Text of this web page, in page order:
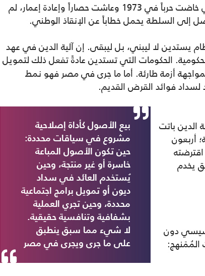
لفهم حجم الكارثة، يكفي مقارنة بسيطة: مصر التي خاضت حرباً في 1973 وعاشت حصاراً وإعادة إعمار، لم
إلى السلطة يحمل خطاباً عن الإنقاذ الوطني.
يستدين لا ليبني، بل ليبقى. إن آلية الدين في عهد
الحكومات التي تستدين عادةً تفعل ذلك لتمويل
أزمة طارئة. أما ما جرى في مصر فهو نمط
لسداد فوائد القرض القديم.
بيع الأصول كأداة إصلاحية
مشروع في سياقات محددة:
حين تكون الأصول المباعة
خاسرة أو غير منتجة، وحين
يُستخدم العائد في سداد
ديون أو تمويل برامج اجتماعية
محددة، وحين تجري العملية
بشفافية وتنافسية حقيقية.
لا شيء مما سبق ينطبق
على ما جرى ويجرى في مصر
الدين باتت
أربعون
يخدم
دون
المُمَنهج: